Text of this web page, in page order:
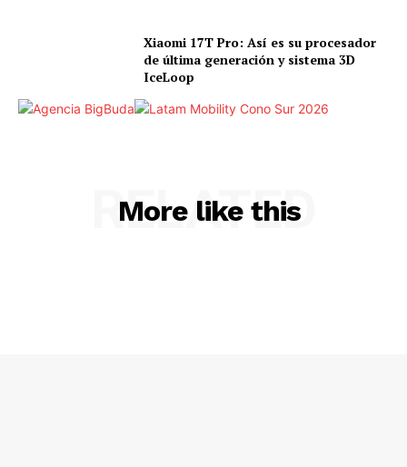
Xiaomi 17T Pro: Así es su procesador
de última generación y sistema 3D
IceLoop
More like this
RELATED